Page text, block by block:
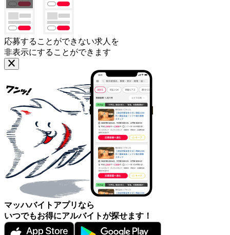
応募することができない求人を
非表示にすることができます
マッハバイトアプリなら
いつでもお得にアルバイトが探せます！